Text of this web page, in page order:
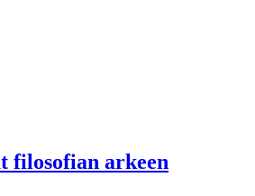
filosofian arkeen